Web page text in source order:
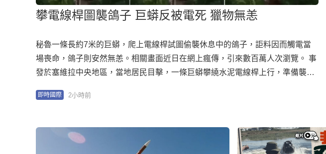
攀電線桿圖襲鴿子 巨蟒反被電死 獵物無恙
秘魯一條長約7米的巨蟒，爬上電線桿試圖偷襲休息中的鴿子，詎料因而觸電當
場喪命，鴿子則安然無恙。相關畫面近日在網上瘋傳，引來數百萬人次瀏覽。 事
發於塞維拉中央地區，當地居民目擊，一條巨蟒攀繞水泥電線桿上行，準備襲擊
時，不慎碰觸高壓電線，蛇頭冒出火花，鴿子驚嚇飛走，巨蟒墜落時，又再次碰
即時國際 2小時前